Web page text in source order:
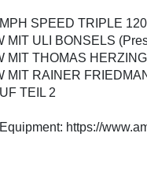
SPEED TRIPLE
MIT ULI BONSELS
MIT THOMAS
MIT RAINER
TEIL 2
https://